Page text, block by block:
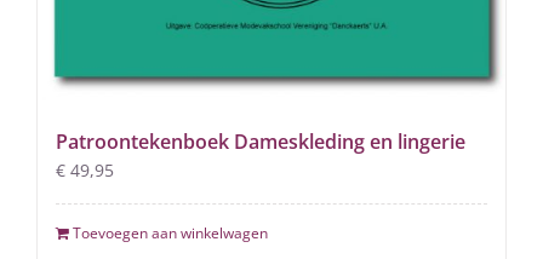
Patroontekenboek Dameskleding en lingerie
€ 49,95
Toevoegen aan winkelwagen